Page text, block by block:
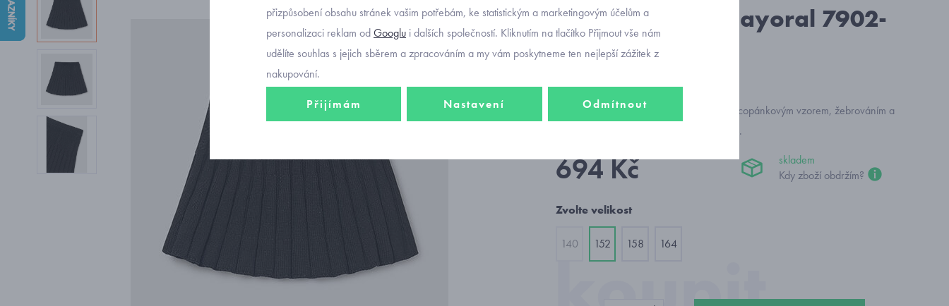
pletená sukně Mayoral 7902-
36
Elegantní černá pletená sukně Mayoral s copánkovým vzorem, žebrováním a
nenápadným třpytem z lurexového vlákna.
694 Kč
skladem
Kdy zboží obdržím?
Zvolte velikost
140 152 158 164
přizpůsobení obsahu stránek vašim potřebám, ke statistickým a marketingovým účelům a
personalizaci reklam odGooglu i dalších společností. Kliknutím na tlačítko Přijmout vše nám
udělíte souhlas s jejich sběrem a zpracováním a my vám poskytneme ten nejlepší zážitek z
nakupování.
Přijímám Nastavení Odmítnout